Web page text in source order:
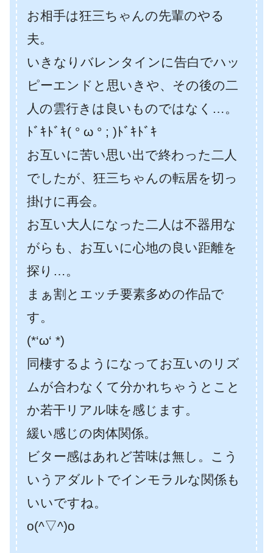
お相手は狂三ちゃんの先輩のやる
夫。
いきなりバレンタインに告白でハッ
ピーエンドと思いきや、その後の二
人の雲行きは良いものではなく…。
ﾄﾞｷﾄﾞｷ( ° ω ° ; )ﾄﾞｷﾄﾞｷ
お互いに苦い思い出で終わった二人
でしたが、狂三ちゃんの転居を切っ
掛けに再会。
お互い大人になった二人は不器用な
がらも、お互いに心地の良い距離を
探り…。
まぁ割とエッチ要素多めの作品で
す。
(*‘ω‘ *)
同棲するようになってお互いのリズ
ムが合わなくて分かれちゃうとこと
か若干リアル味を感じます。
緩い感じの肉体関係。
ビター感はあれど苦味は無し。こう
いうアダルトでインモラルな関係も
いいですね。
o(^▽^)o